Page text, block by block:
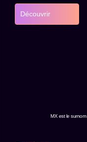
Découvrir
MX est le